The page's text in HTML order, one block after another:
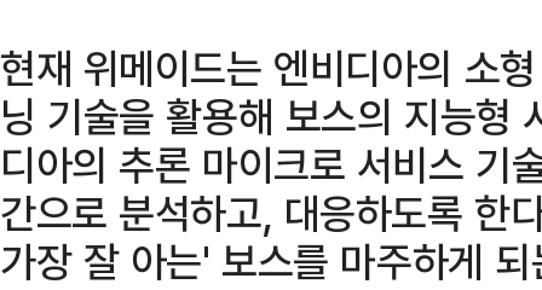
현재 위메이드는 엔비디아의 소
닝 기술을 활용해 보스의 지능형
디아의 추론 마이크로 서비스 기
간으로 분석하고, 대응하도록 한
가장 잘 아는' 보스를 마주하게